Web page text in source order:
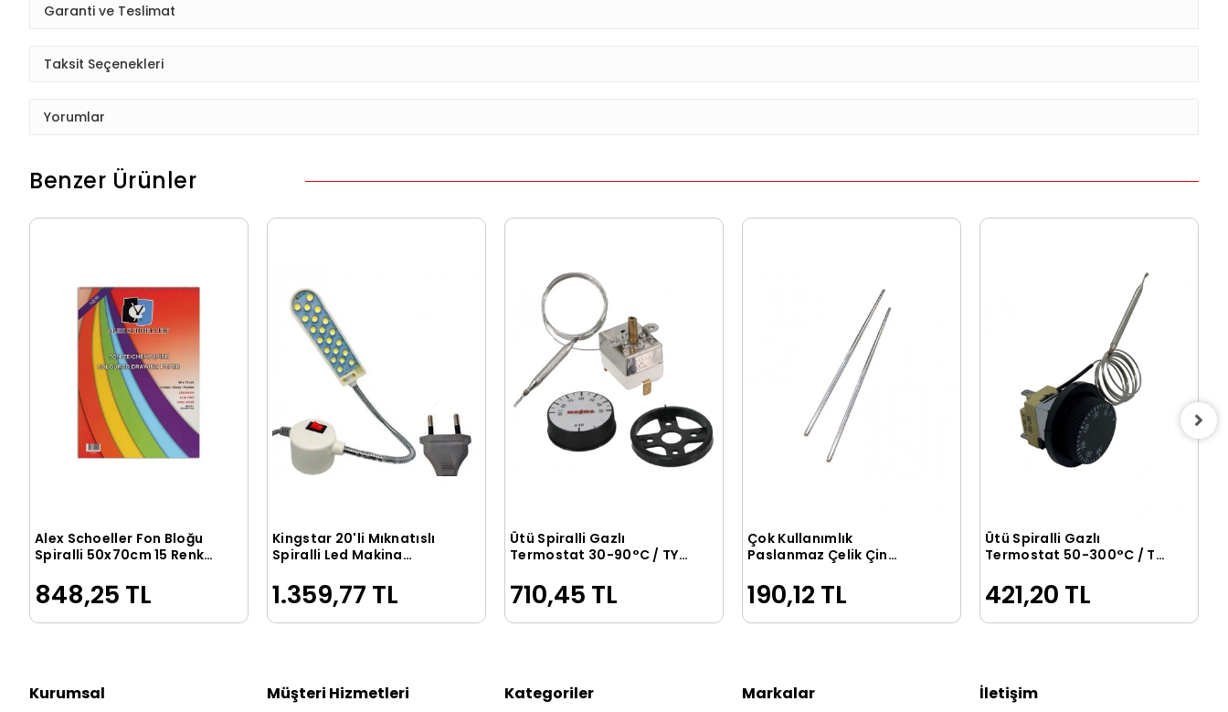
Garanti ve Teslimat
Taksit Seçenekleri
Yorumlar
Benzer Ürünler
Sepete Ekle
Alex Schoeller Fon Bloğu
Spiralli 50x70cm 15 Renkli
848,25 TL
Sepete Ekle
Kingstar 20'li Mıknatıslı
Spiralli Led Makina
1.359,77 TL
Sepete Ekle
Ütü Spiralli Gazlı
Termostat 30-90°C / TY
710,45 TL
Sepete Ekle
Çok Kullanımlık
Paslanmaz Çelik Çin
(Chopsticks) 22,5 cm - 2
Adet
190,12 TL
Sepete Ekle
Ütü Spiralli Gazlı
Termostat 50-300°C / TS
421,20 TL
Kurumsal Müşteri Hizmetleri Kategoriler Markalar İletişim